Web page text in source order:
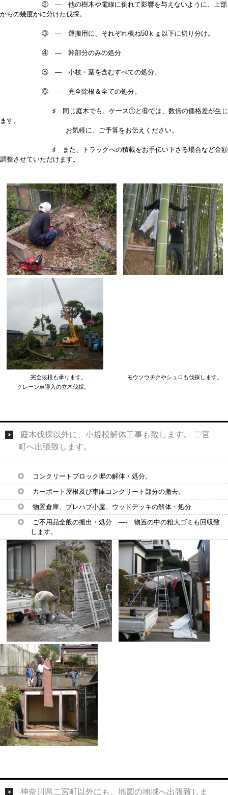
② — 他の樹木や電線に倒れて影響を与えないように、上部
からの幾度かに分けた伐採。
③ — 運搬用に、それぞれ概ね50ｋｇ以下に切り分け。
④ — 幹部分のみの処分
⑤ — 小枝・葉を含むすべての処分。
⑥ — 完全除根＆全ての処分。
♯ 同じ庭木でも、ケース①と⑥では、数倍の価格差が生じ
ます。
お気軽に、ご予算をお伝えください。
♯ また、トラックへの積載をお手伝い下さる場合など金額
調整させていただけます。
完全抜根も承ります。 モウソウチクやシュロも伐採します。
クレーン車導入の立木伐採。
庭木伐採以外に、小規模解体工事も致します。 二宮
町へ出張致します。
コンクリートブロック塀の解体・処分。
カーポート屋根及び車庫コンクリート部分の撤去。
物置倉庫、プレハブ小屋、ウッドデッキの解体・処分
ご不用品全般の搬出・処分 —- 物置の中の粗大ゴミも回収致
します。
神奈川県二宮町以外にも、地図の地域へ出張致しま